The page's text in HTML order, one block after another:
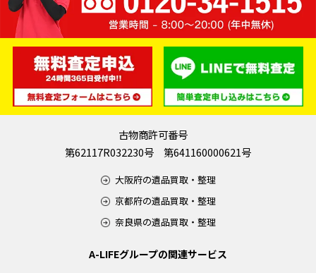
古物商許可番号
第62117R032230号 第641160000621号
大阪府の遺品買取・整理
京都府の遺品買取・整理
奈良県の遺品買取・整理
A-LIFEグループの関連サービス